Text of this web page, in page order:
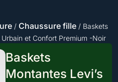
/ Chaussure fille / Baskets
Urbain et Confort Premium -Noir
Baskets
Montantes Levi’s